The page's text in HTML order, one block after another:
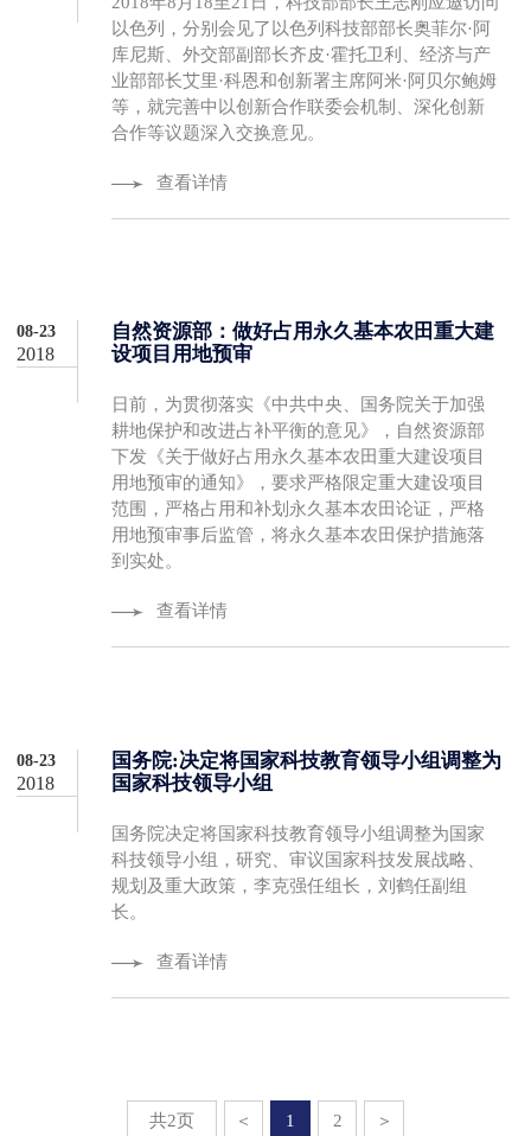
以色列，分别会见了以色列科技部部长奥菲尔·阿
库尼斯、外交部副部长齐皮·霍托卫利、经济与产
业部部长艾里·科恩和创新署主席阿米·阿贝尔鲍姆
等，就完善中以创新合作联委会机制、深化创新
合作等议题深入交换意见。
查看详情
08-23
2018
自然资源部：做好占用永久基本农田重大建
设项目用地预审
日前，为贯彻落实《中共中央、国务院关于加强
耕地保护和改进占补平衡的意见》，自然资源部
下发《关于做好占用永久基本农田重大建设项目
用地预审的通知》，要求严格限定重大建设项目
范围，严格占用和补划永久基本农田论证，严格
用地预审事后监管，将永久基本农田保护措施落
到实处。
查看详情
08-23
2018
国务院:决定将国家科技教育领导小组调整为
国家科技领导小组
国务院决定将国家科技教育领导小组调整为国家
科技领导小组，研究、审议国家科技发展战略、
规划及重大政策，李克强任组长，刘鹤任副组
长。
查看详情
共2页 ＜ 1 2 ＞